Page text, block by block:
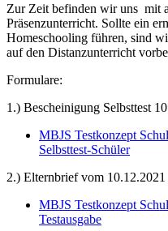
Zur Zeit befinden wir uns mit
Präsenzunterricht. Sollte ein
Homeschooling führen, sind
auf den Distanzunterricht
Formulare:
1.) Bescheinigung Selbsttest
MBJS Testkonzept
Selbsttest-Schüler
2.) Elternbrief vom 10.12.2021
MBJS Testkonzept
Testausgabe